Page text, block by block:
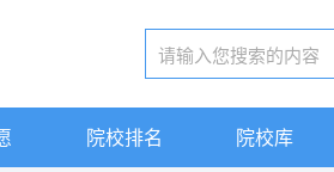
院校排名 院校库